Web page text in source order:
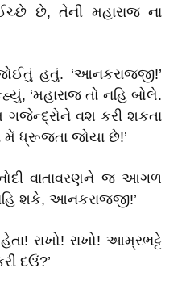
છે, તેની મહારાજ ના
હતું. ‘આનકરાજજી!’
‘મહારાજ તો નહિ બોલે.
વશ કરી શકતા
ધ્રૂજતા જોયા છે!’
વાતાવરણને જ આગળ
શકે, આનકરાજજી!’
રાખો! રાખો! આમ્રભટ્ટે
દઉં?’